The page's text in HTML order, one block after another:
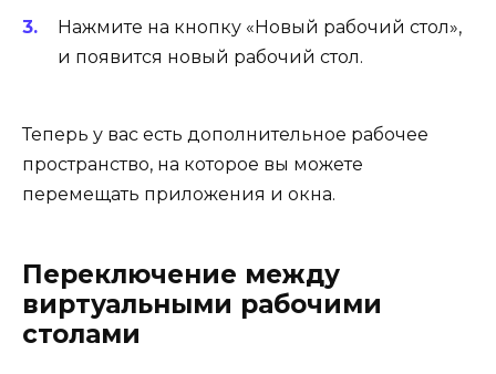
Нажмите на кнопку «Новый рабочий стол»,
и появится новый рабочий стол.
Теперь у вас есть дополнительное рабочее
пространство, на которое вы можете
перемещать приложения и окна.
Переключение между
виртуальными рабочими
столами